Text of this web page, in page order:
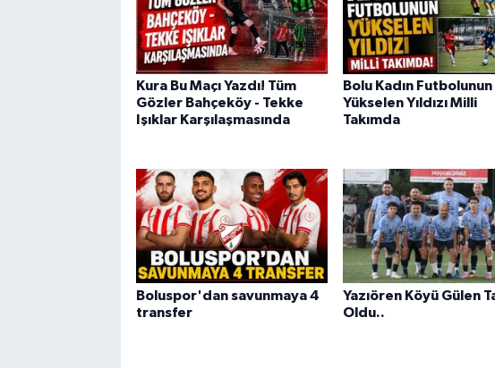
Kura Bu Maçı Yazdı! Tüm
Gözler Bahçeköy - Tekke
Işıklar Karşılaşmasında
Bolu Kadın Futbolunun
Yükselen Yıldızı Milli
Takımda
Boluspor'dan savunmaya 4
transfer
Yazıören Köyü Gülen
Oldu..